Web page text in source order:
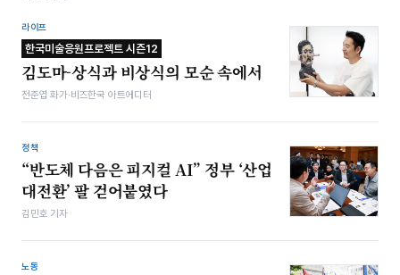
라이프
한국미술응원프로젝트 시즌12
김도마-상식과 비상식의 모순 속에서
전준엽 화가·비즈한국 아트에디터
정책
“반도체 다음은 피지컬 AI” 정부 ‘산업
대전환’ 팔 걷어붙였다
김민호 기자
노동